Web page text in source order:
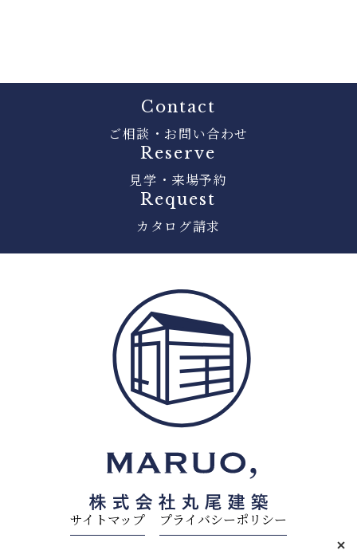
Contact
ご相談・お問い合わせ
Reserve
見学・来場予約
Request
カタログ請求
サイトマップ プライバシーポリシー